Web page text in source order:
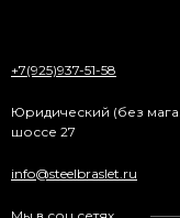
+7(925)937-51-58
Юридический (без
шоссе 27
info@steelbraslet.ru